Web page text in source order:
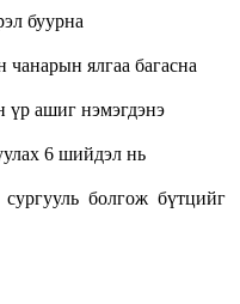
буурна
ялгаа багасна
үр ашиг нэмэгдэнэ
6 шийдэл нь
болгож бүтцийг